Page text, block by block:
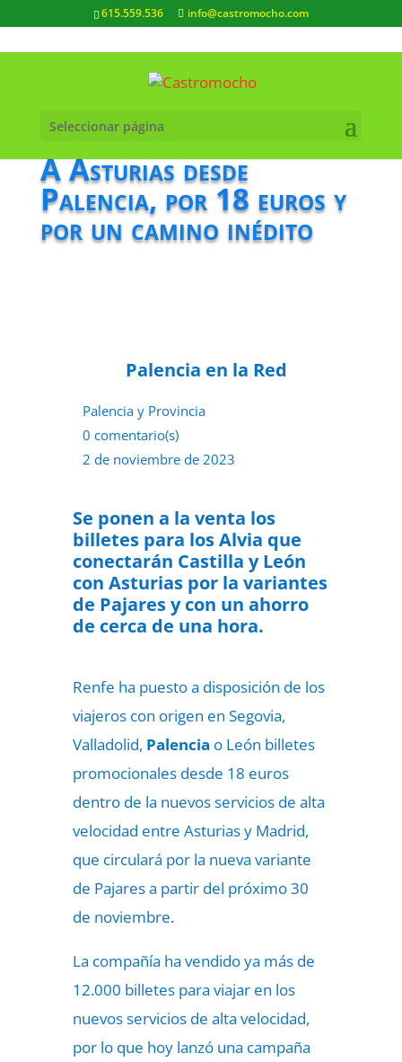
615.559.536 info@castromocho.com
Seleccionar página
A Asturias desde
Palencia, por 18 euros y
por un camino inédito
Palencia en la Red
Palencia y Provincia
0 comentario(s)
2 de noviembre de 2023
Se ponen a la venta los
billetes para los Alvia que
conectarán Castilla y León
con Asturias por la variantes
de Pajares y con un ahorro
de cerca de una hora.
Renfe ha puesto a disposición de los
viajeros con origen en Segovia,
Valladolid, Palencia o León billetes
promocionales desde 18 euros
dentro de la nuevos servicios de alta
velocidad entre Asturias y Madrid,
que circulará por la nueva variante
de Pajares a partir del próximo 30
de noviembre.
La compañía ha vendido ya más de
12.000 billetes para viajar en los
nuevos servicios de alta velocidad,
por lo que hoy lanzó una campaña